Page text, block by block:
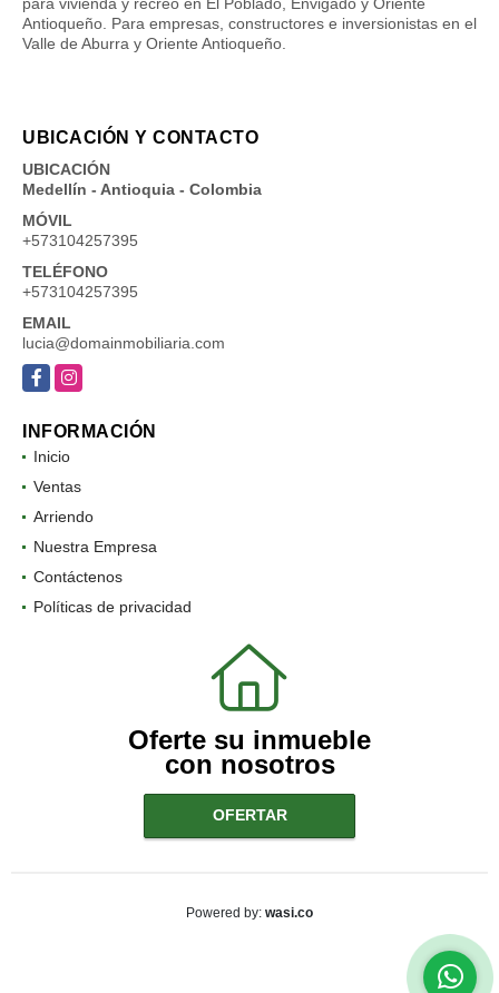
Antioqueño. Para empresas, constructores e inversionistas en el
Valle de Aburra y Oriente Antioqueño.
UBICACIÓN Y CONTACTO
UBICACIÓN
Medellín - Antioquia - Colombia
MÓVIL
+573104257395
TELÉFONO
+573104257395
EMAIL
lucia@domainmobiliaria.com
FacebookInstagram
INFORMACIÓN
Inicio
Ventas
Arriendo
Nuestra Empresa
Contáctenos
Políticas de privacidad
Oferte su inmueble
con nosotros
OFERTAR
Powered by: wasi.co